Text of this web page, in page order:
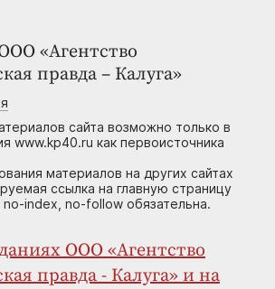
«Агентство
правда – Калуга»
сайта возможно только в
www.kp40.ru как первоисточника
материалов на других сайтах
ссылка на главную страницу
index, no-follow обязательна.
ООО «Агентство
правда - Калуга» и на